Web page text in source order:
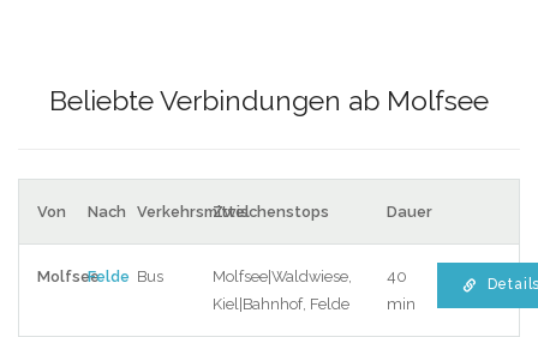
Beliebte Verbindungen ab Molfsee
Von Nach VerkehrsmittelZwischenstops Dauer
MolfseeFelde Bus
Molfsee|Waldwiese,
Kiel|Bahnhof, Felde
40
min